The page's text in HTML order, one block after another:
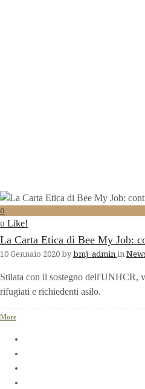
0
0 Like!
La Carta Etica di Bee My Job:
10 Gennaio 2020 by bmj_admin in
Stilata con il sostegno dell'UNHCR,
rifugiati e richiedenti asilo.
More